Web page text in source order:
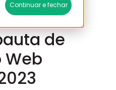
Continuar e fechar
de